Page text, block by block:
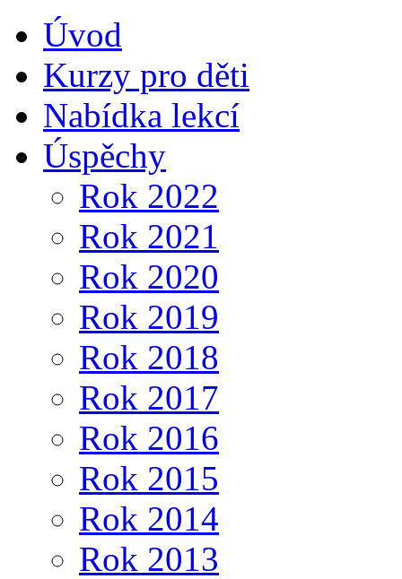
Úvod
Kurzy pro děti
Nabídka lekcí
Úspěchy
Rok 2022
Rok 2021
Rok 2020
Rok 2019
Rok 2018
Rok 2017
Rok 2016
Rok 2015
Rok 2014
Rok 2013